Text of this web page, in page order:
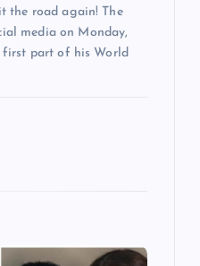
the road again! The
media on Monday,
part of his World